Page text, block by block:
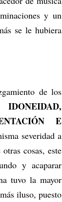
y un
se le hubiera
de los
IDONEIDAD,
E
severidad a
cosas, este
y acaparar
tuvo la mayor
iluso, puesto